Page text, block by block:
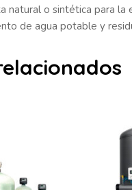
natural o sintética para la
de agua potable y